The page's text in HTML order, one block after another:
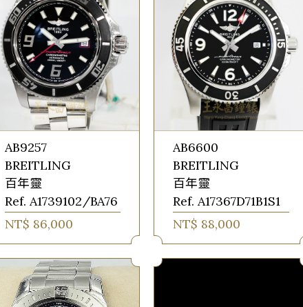
AB9257
BREITLING
百年靈
Ref. A1739102/BA76
NT$ 86,000
AB6600
BREITLING
百年靈
Ref. A17367D71B1S1
NT$ 88,000